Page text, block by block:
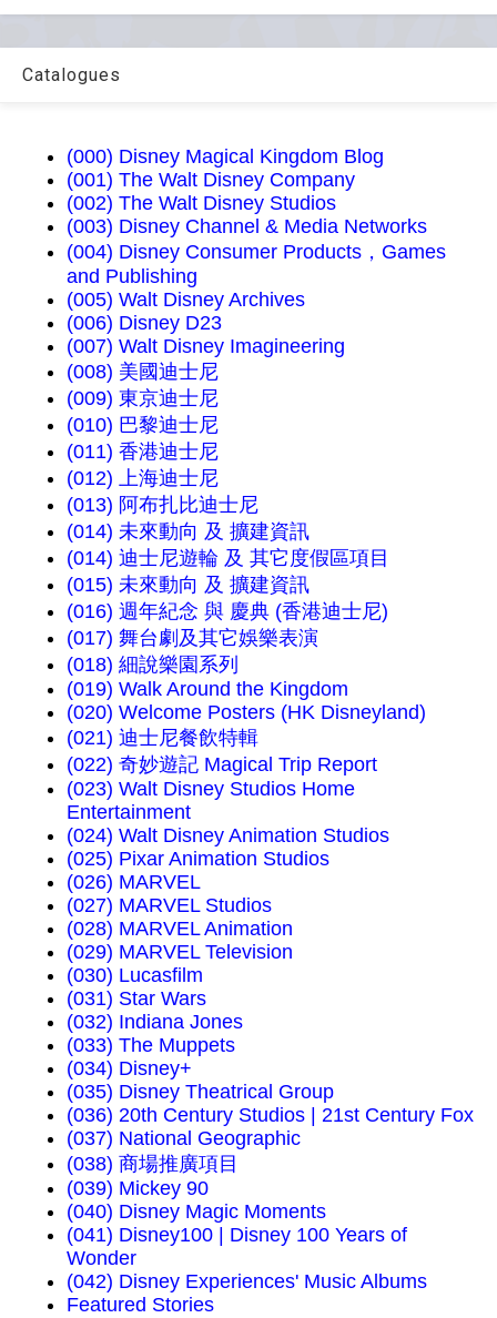
Catalogues
(000) Disney Magical Kingdom Blog
(001) The Walt Disney Company
(002) The Walt Disney Studios
(003) Disney Channel & Media Networks
(004) Disney Consumer Products，Games
and Publishing
(005) Walt Disney Archives
(006) Disney D23
(007) Walt Disney Imagineering
(008) 美國迪士尼
(009) 東京迪士尼
(010) 巴黎迪士尼
(011) 香港迪士尼
(012) 上海迪士尼
(013) 阿布扎比迪士尼
(014) 未來動向 及 擴建資訊
(014) 迪士尼遊輪 及 其它度假區項目
(015) 未來動向 及 擴建資訊
(016) 週年紀念 與 慶典 (香港迪士尼)
(017) 舞台劇及其它娛樂表演
(018) 細說樂園系列
(019) Walk Around the Kingdom
(020) Welcome Posters (HK Disneyland)
(021) 迪士尼餐飲特輯
(022) 奇妙遊記 Magical Trip Report
(023) Walt Disney Studios Home
Entertainment
(024) Walt Disney Animation Studios
(025) Pixar Animation Studios
(026) MARVEL
(027) MARVEL Studios
(028) MARVEL Animation
(029) MARVEL Television
(030) Lucasfilm
(031) Star Wars
(032) Indiana Jones
(033) The Muppets
(034) Disney+
(035) Disney Theatrical Group
(036) 20th Century Studios | 21st Century Fox
(037) National Geographic
(038) 商場推廣項目
(039) Mickey 90
(040) Disney Magic Moments
(041) Disney100 | Disney 100 Years of
Wonder
(042) Disney Experiences' Music Albums
Featured Stories